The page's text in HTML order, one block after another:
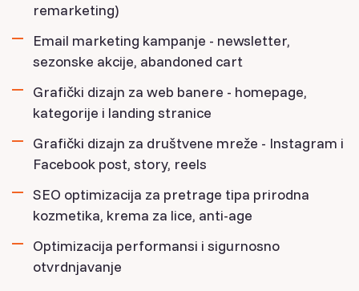
remarketing)
Email marketing kampanje - newsletter,
sezonske akcije, abandoned cart
Grafički dizajn za web banere - homepage,
kategorije i landing stranice
Grafički dizajn za društvene mreže - Instagram i
Facebook post, story, reels
SEO optimizacija za pretrage tipa prirodna
kozmetika, krema za lice, anti-age
Optimizacija performansi i sigurnosno
otvrdnjavanje